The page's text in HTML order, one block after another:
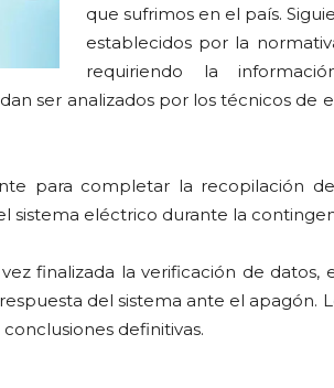
que sufrimos en el país.
establecidos por la
requiriendo la
ser analizados por los técnicos de
para completar la recopilación
sistema eléctrico durante la
finalizada la verificación de datos,
del sistema ante el apagón.
definitivas.